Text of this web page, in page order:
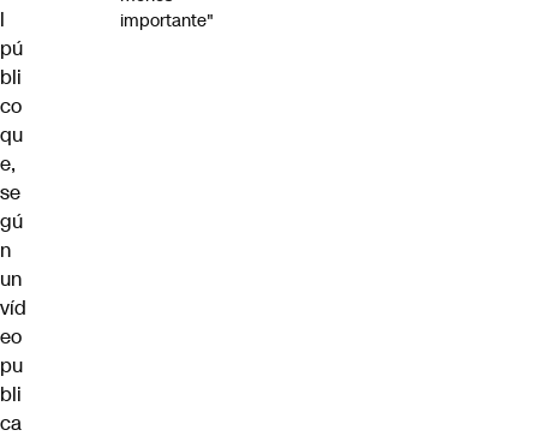
l
pú
bli
co
qu
e,
se
gú
n
un
víd
eo
pu
bli
ca
importante"